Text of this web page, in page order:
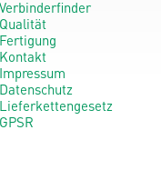
Verbinderfinder
Qualität
Fertigung
Kontakt
Impressum
Datenschutz
Lieferkettengesetz
GPSR